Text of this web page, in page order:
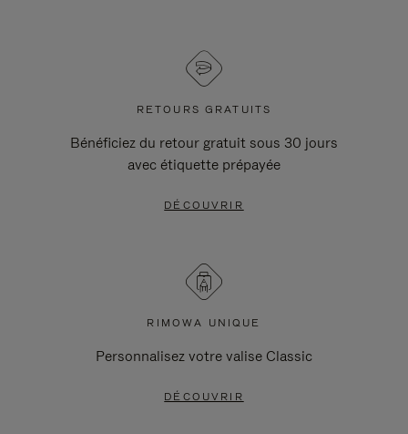
RETOURS GRATUITS
Bénéficiez du retour gratuit sous 30 jours
avec étiquette prépayée
DÉCOUVRIR
RIMOWA UNIQUE
Personnalisez votre valise Classic
DÉCOUVRIR